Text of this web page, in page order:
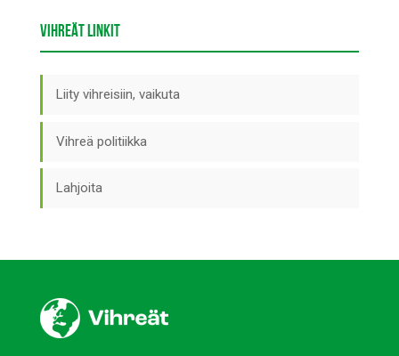
VIHREÄT LINKIT
Liity vihreisiin, vaikuta
Vihreä politiikka
Lahjoita